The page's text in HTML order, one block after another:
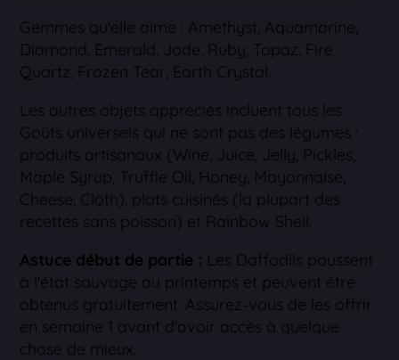
Gemmes qu'elle aime : Amethyst, Aquamarine,
Diamond, Emerald, Jade, Ruby, Topaz, Fire
Quartz, Frozen Tear, Earth Crystal.
Les autres objets appréciés incluent tous les
Goûts universels qui ne sont pas des légumes :
produits artisanaux (Wine, Juice, Jelly, Pickles,
Maple Syrup, Truffle Oil, Honey, Mayonnaise,
Cheese, Cloth), plats cuisinés (la plupart des
recettes sans poisson) et Rainbow Shell.
Astuce début de partie : Les Daffodils poussent
à l'état sauvage au printemps et peuvent être
obtenus gratuitement. Assurez-vous de les offrir
en semaine 1 avant d'avoir accès à quelque
chose de mieux.